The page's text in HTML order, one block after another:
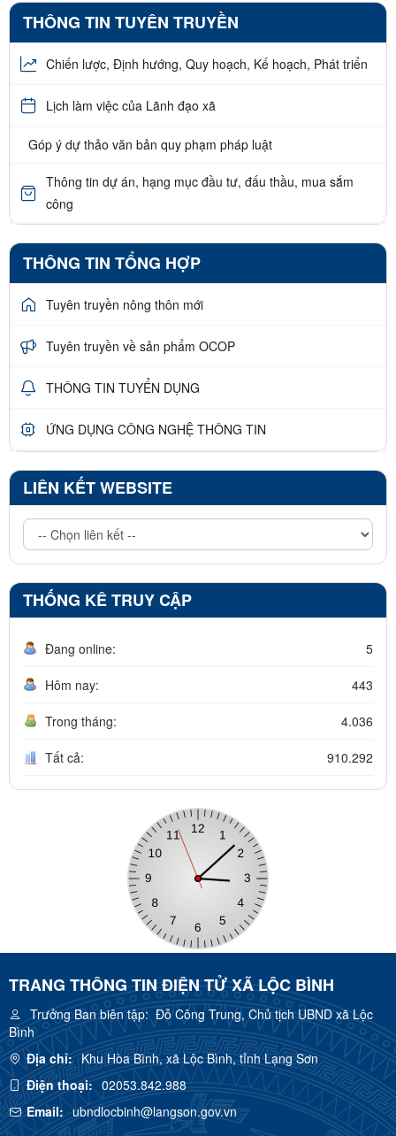
THÔNG TIN TUYÊN TRUYỀN
Chiến lược, Định hướng, Quy hoạch, Kế hoạch, Phát triển
Lịch làm việc của Lãnh đạo xã
Góp ý dự thảo văn bản quy phạm pháp luật
Thông tin dự án, hạng mục đầu tư, đấu thầu, mua sắm
công
THÔNG TIN TỔNG HỢP
Tuyên truyền nông thôn mới
Tuyên truyền về sản phẩm OCOP
THÔNG TIN TUYỂN DỤNG
ỨNG DỤNG CÔNG NGHỆ THÔNG TIN
LIÊN KẾT WEBSITE
THỐNG KÊ TRUY CẬP
Đang online: 5
Hôm nay: 443
Trong tháng: 4.036
Tất cả: 910.292
TRANG THÔNG TIN ĐIỆN TỬ XÃ LỘC BÌNH
Trưởng Ban biên tập:Đỗ Công Trung, Chủ tịch UBND xã Lộc
Bình
Địa chỉ: Khu Hòa Bình, xã Lộc Bình, tỉnh Lạng Sơn
Điện thoại: 02053.842.988
Email: ubndlocbinh@langson.gov.vn